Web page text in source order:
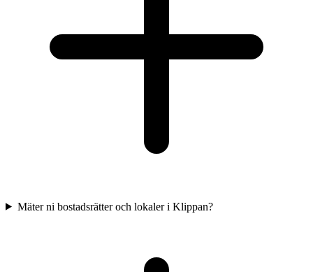
Mäter ni bostadsrätter och lokaler i Klippan?